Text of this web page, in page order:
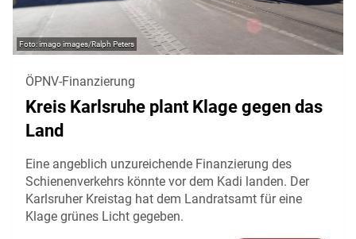
imago images/Ralph Peters
ÖPNV-Finanzierung
Kreis Karlsruhe plant Klage gegen das
Land
Eine angeblich unzureichende Finanzierung des
Schienenverkehrs könnte vor dem Kadi landen. Der
Karlsruher Kreistag hat dem Landratsamt für eine
Klage grünes Licht gegeben.